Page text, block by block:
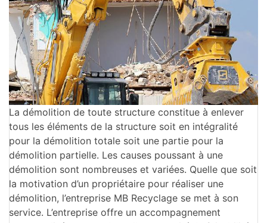
La démolition de toute structure constitue à enlever
tous les éléments de la structure soit en intégralité
pour la démolition totale soit une partie pour la
démolition partielle. Les causes poussant à une
démolition sont nombreuses et variées. Quelle que soit
la motivation d’un propriétaire pour réaliser une
démolition, l’entreprise MB Recyclage se met à son
service. L’entreprise offre un accompagnement